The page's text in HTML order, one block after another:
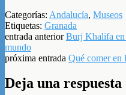
Categorías: Andalucía, Museos
Etiquetas: Granada
entrada anteriorBurj Khalifa en
mundo
próxima entrada Qué comer en
Deja una respuesta